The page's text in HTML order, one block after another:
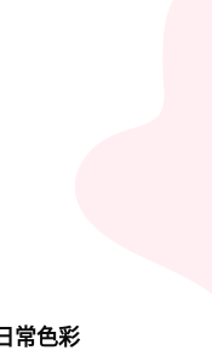
常色彩